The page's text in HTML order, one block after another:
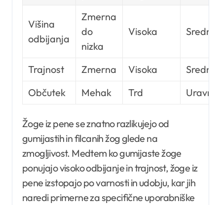
Višina
odbijanja
Zmerna
do
nizka
Visoka Srednja
Trajnost Zmerna Visoka
Srednja
Občutek
Mehak Trd
Žoge iz pene se znatno razlikujejo od
gumijastih in filcanih žog glede na
zmogljivost. Medtem ko gumijaste žoge
ponujajo visoko odbijanje in trajnost, žoge iz
pene izstopajo po varnosti in udobju, kar jih
naredi primerne za specifične uporabniške